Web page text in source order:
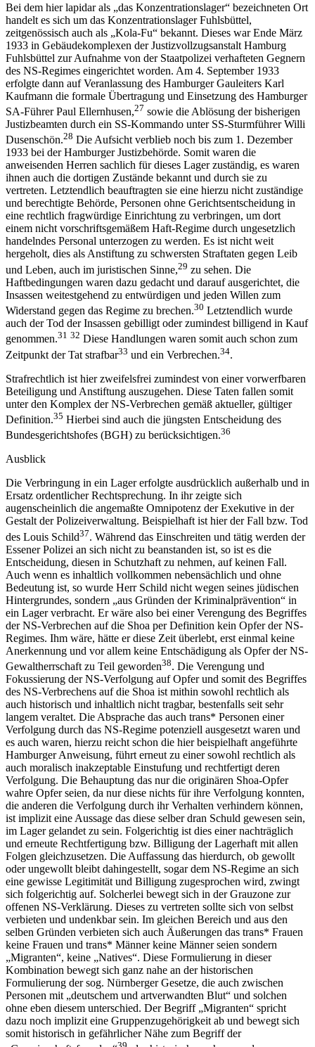
Bei dem hier lapidar als „das Konzentrationslager“ bezeichneten Ort
handelt es sich um das Konzentrationslager Fuhlsbüttel,
zeitgenössisch auch als „Kola-Fu“ bekannt. Dieses war Ende März
1933 in Gebäudekomplexen der Justizvollzugsanstalt Hamburg
Fuhlsbüttel zur Aufnahme von der Staatpolizei verhafteten Gegnern
des NS-Regimes eingerichtet worden. Am 4. September 1933
erfolgte dann auf Veranlassung des Hamburger Gauleiters Karl
Kaufmann die formale Übertragung und Einsetzung des Hamburger
SA-Führer Paul Ellernhusen,27 sowie die Ablösung der bisherigen
Justizbeamten durch ein SS-Kommando unter SS-Sturmführer Willi
Dusenschön.28 Die Aufsicht verblieb noch bis zum 1. Dezember
1933 bei der Hamburger Justizbehörde. Somit waren die
anweisenden Herren sachlich für dieses Lager zuständig, es waren
ihnen auch die dortigen Zustände bekannt und durch sie zu
vertreten. Letztendlich beauftragten sie eine hierzu nicht zuständige
und berechtigte Behörde, Personen ohne Gerichtsentscheidung in
eine rechtlich fragwürdige Einrichtung zu verbringen, um dort
einem nicht vorschriftsgemäßem Haft-Regime durch ungesetzlich
handelndes Personal unterzogen zu werden. Es ist nicht weit
hergeholt, dies als Anstiftung zu schwersten Straftaten gegen Leib
und Leben, auch im juristischen Sinne,29 zu sehen. Die
Haftbedingungen waren dazu gedacht und darauf ausgerichtet, die
Insassen weitestgehend zu entwürdigen und jeden Willen zum
Widerstand gegen das Regime zu brechen.30 Letztendlich wurde
auch der Tod der Insassen gebilligt oder zumindest billigend in Kauf
genommen.31 32 Diese Handlungen waren somit auch schon zum
Zeitpunkt der Tat strafbar33 und ein Verbrechen.34.
Strafrechtlich ist hier zweifelsfrei zumindest von einer vorwerfbaren
Beteiligung und Anstiftung auszugehen. Diese Taten fallen somit
unter den Komplex der NS-Verbrechen gemäß aktueller, gültiger
Definition.35 Hierbei sind auch die jüngsten Entscheidung des
Bundesgerichtshofes (BGH) zu berücksichtigen.36
Ausblick
Die Verbringung in ein Lager erfolgte ausdrücklich außerhalb und in
Ersatz ordentlicher Rechtsprechung. In ihr zeigte sich
augenscheinlich die angemaßte Omnipotenz der Exekutive in der
Gestalt der Polizeiverwaltung. Beispielhaft ist hier der Fall bzw. Tod
des Louis Schild37. Während das Einschreiten und tätig werden der
Essener Polizei an sich nicht zu beanstanden ist, so ist es die
Entscheidung, diesen in Schutzhaft zu nehmen, auf keinen Fall.
Auch wenn es inhaltlich vollkommen nebensächlich und ohne
Bedeutung ist, so wurde Herr Schild nicht wegen seines jüdischen
Hintergrundes, sondern „aus Gründen der Kriminalprävention“ in
ein Lager verbracht. Er wäre also bei einer Verengung des Begriffes
der NS-Verbrechen auf die Shoa per Definition kein Opfer der NS-
Regimes. Ihm wäre, hätte er diese Zeit überlebt, erst einmal keine
Anerkennung und vor allem keine Entschädigung als Opfer der NS-
Gewaltherrschaft zu Teil geworden38. Die Verengung und
Fokussierung der NS-Verfolgung auf Opfer und somit des Begriffes
des NS-Verbrechens auf die Shoa ist mithin sowohl rechtlich als
auch historisch und inhaltlich nicht tragbar, bestenfalls seit sehr
langem veraltet. Die Absprache das auch trans* Personen einer
Verfolgung durch das NS-Regime potenziell ausgesetzt waren und
es auch waren, hierzu reicht schon die hier beispielhaft angeführte
Hamburger Anweisung, führt erneut zu einer sowohl rechtlich als
auch moralisch inakzeptable Einstufung und rechtfertigt deren
Verfolgung. Die Behauptung das nur die originären Shoa-Opfer
wahre Opfer seien, da nur diese nichts für ihre Verfolgung konnten,
die anderen die Verfolgung durch ihr Verhalten verhindern können,
ist implizit eine Aussage das diese selber dran Schuld gewesen sein,
im Lager gelandet zu sein. Folgerichtig ist dies einer nachträglich
und erneute Rechtfertigung bzw. Billigung der Lagerhaft mit allen
Folgen gleichzusetzen. Die Auffassung das hierdurch, ob gewollt
oder ungewollt bleibt dahingestellt, sogar dem NS-Regime an sich
eine gewisse Legitimität und Billigung zugesprochen wird, zwingt
sich folgerichtig auf. Solcherlei bewegt sich in der Grauzone zur
offenen NS-Verklärung. Dieses zu vertreten sollte sich von selbst
verbieten und undenkbar sein. Im gleichen Bereich und aus den
selben Gründen verbieten sich auch Äußerungen das trans* Frauen
keine Frauen und trans* Männer keine Männer seien sondern
„Migranten“, keine „Natives“. Diese Formulierung in dieser
Kombination bewegt sich ganz nahe an der historischen
Formulierung der sog. Nürnberger Gesetze, die auch zwischen
Personen mit „deutschem und artverwandten Blut“ und solchen
ohne eben diesem unterschied. Der Begriff „Migranten“ spricht
dazu noch implizit eine Gruppenzugehörigkeit ab und bewegt sich
somit historisch in gefährlicher Nähe zum Begriff der